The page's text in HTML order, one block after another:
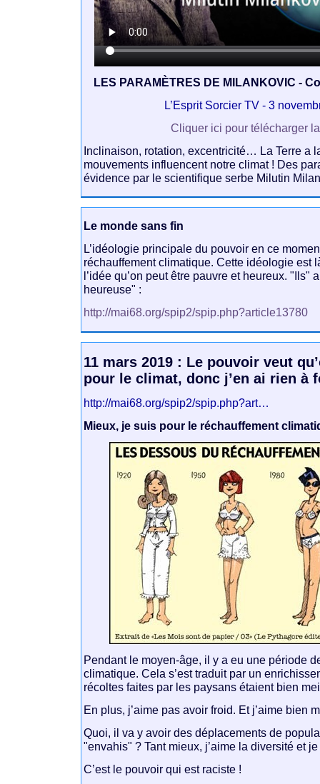
LES PARAMÈTRES DE MILANKOVIC -
L’Esprit Sorcier TV - 3
Cliquer ici pour télécharger
Inclinaison, rotation, excentricité… La Terre a
mouvements influencent notre climat ! Des
évidence par le scientifique serbe Milutin
Le monde sans fin
L’idéologie principale du pouvoir en ce
réchauffement climatique. Cette idéologie est
l’idée qu’on peut être pauvre et heureux. "Ils"
heureuse" :
http://mai68.org/spip2/spip.php?article13780
11 mars 2019 : Le pouvoir veut
pour le climat, donc j’en ai rien à
http://mai68.org/spip2/spip.php?art…
Mieux, je suis pour le réchauffement
Pendant le moyen-âge, il y a eu une période
climatique. Cela s’est traduit par un
récoltes faites par les paysans étaient bien
En plus, j’aime pas avoir froid. Et j’aime bien
Quoi, il va y avoir des déplacements de
"envahis" ? Tant mieux, j’aime la diversité et
C’est le pouvoir qui est raciste !